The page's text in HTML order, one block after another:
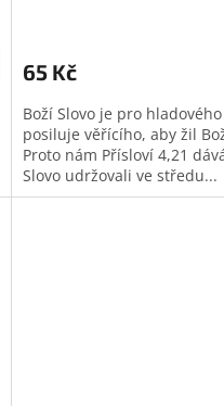
65 Kč
Boží Slovo je pro
posiluje věřícího, aby žil
Proto nám Přísloví 4,21
Slovo udržovali ve středu...